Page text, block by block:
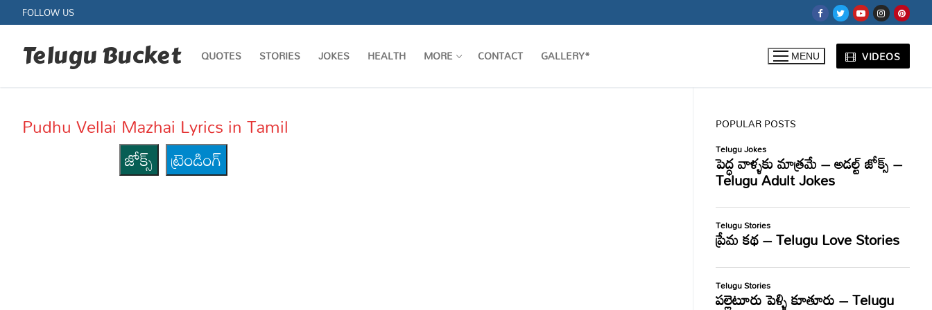
to
content
FOLLOW US
Telugu Bucket QUOTES STORIES JOKES HEALTH MORE CONTACT GALLERY* MENU VIDEOS
Pudhu Vellai Mazhai Lyrics in Tamil
జోక్స్
ట్రెండింగ్
POPULAR POSTS